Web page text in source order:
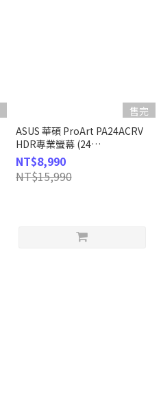
售完
ASUS 華碩 ProArt PA24ACRV
HDR專業螢幕 (24
型/2K/HDMI/DP/IPS/Type-C)
NT$8,990
NT$15,990